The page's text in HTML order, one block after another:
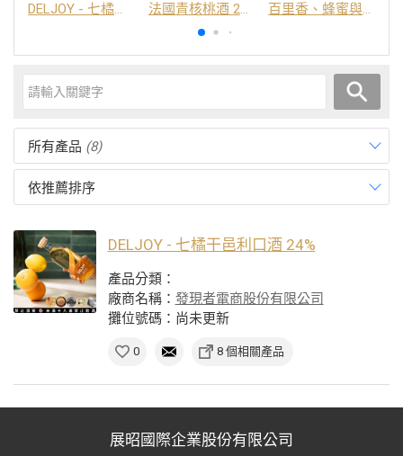
DELJOY - 七橘干邑利口酒 24% 法國青核桃酒 25% 百里香、蜂蜜與番紅花酒
所有產品 (8)
依推薦排序
DELJOY - 七橘干邑利口酒 24%
產品分類：
廠商名稱： 發現者電商股份有限公司
攤位號碼：尚未更新
0 8 個相關產品
展昭國際企業股份有限公司